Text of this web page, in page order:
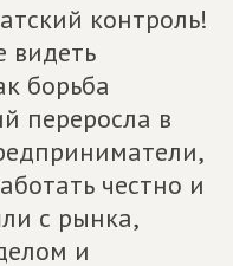
контроль!
видеть
борьба
переросла в
честно и
с рынка,
и